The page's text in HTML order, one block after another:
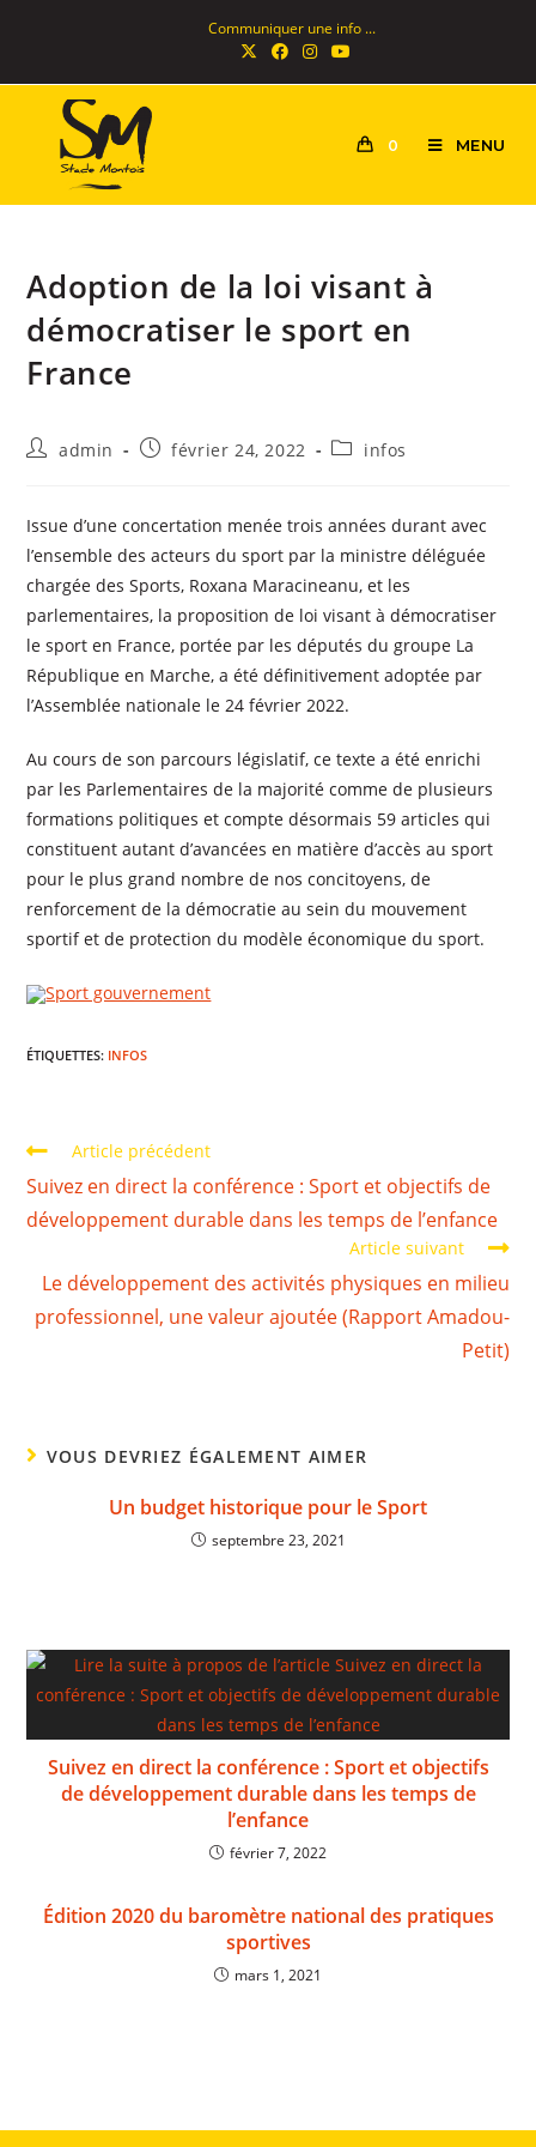
Communiquer une info ...
0 MENU
Adoption de la loi visant à
démocratiser le sport en
France
admin février 24, 2022 infos
Issue d’une concertation menée trois années durant avec
l’ensemble des acteurs du sport par la ministre déléguée
chargée des Sports, Roxana Maracineanu, et les
parlementaires, la proposition de loi visant à démocratiser
le sport en France, portée par les députés du groupe La
République en Marche, a été définitivement adoptée par
l’Assemblée nationale le 24 février 2022.
Au cours de son parcours législatif, ce texte a été enrichi
par les Parlementaires de la majorité comme de plusieurs
formations politiques et compte désormais 59 articles qui
constituent autant d’avancées en matière d’accès au sport
pour le plus grand nombre de nos concitoyens, de
renforcement de la démocratie au sein du mouvement
sportif et de protection du modèle économique du sport.
Sport gouvernement
ÉTIQUETTES: INFOS
Article précédent
Suivez en direct la conférence : Sport et objectifs de
développement durable dans les temps de l’enfance
Article suivant
Le développement des activités physiques en milieu
professionnel, une valeur ajoutée (Rapport Amadou-
Petit)
VOUS DEVRIEZ ÉGALEMENT AIMER
Un budget historique pour le Sport
septembre 23, 2021
Suivez en direct la conférence : Sport et objectifs
de développement durable dans les temps de
l’enfance
février 7, 2022
Édition 2020 du baromètre national des pratiques
sportives
mars 1, 2021